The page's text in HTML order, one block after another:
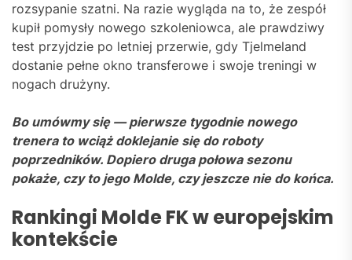
rozsypanie szatni. Na razie wygląda na to, że zespół
kupił pomysły nowego szkoleniowca, ale prawdziwy
test przyjdzie po letniej przerwie, gdy Tjelmeland
dostanie pełne okno transferowe i swoje treningi w
nogach drużyny.
Bo umówmy się — pierwsze tygodnie nowego
trenera to wciąż doklejanie się do roboty
poprzedników. Dopiero druga połowa sezonu
pokaże, czy to jego Molde, czy jeszcze nie do końca.
Rankingi Molde FK w europejskim
kontekście